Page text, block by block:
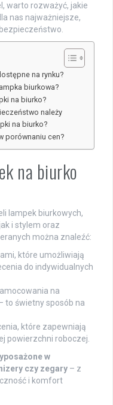
warto rozważyć, jakie
nas najważniejsze,
na rynku?
biurkowa?
na biurko?
należy
na biurko?
porównaniu cen?
na biurko
lampek biurkowych,
i stylem oraz
można znaleźć:
które umożliwiają
do indywidualnych
na
to świetny sposób na
które zapewniają
powierzchni roboczej.
w
czy zegary – z
i komfort